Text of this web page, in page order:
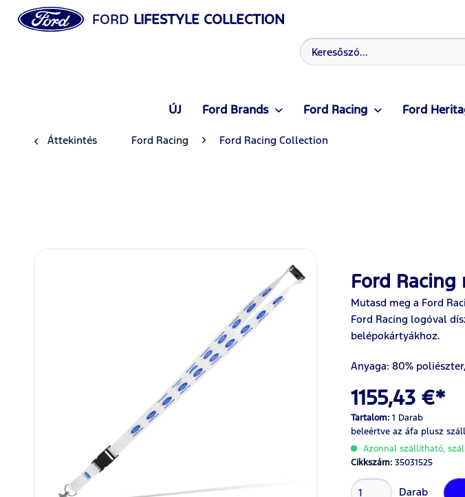
FORD LIFESTYLE COLLECTION
ÚJ Ford Brands Ford Racing Ford
Áttekintés Ford Racing Ford Racing Collection
Ford
Mutasd meg a Ford
Ford Racing logóval
belépokártyákhoz.
Anyaga: 80%
1155,43 €*
Tartalom:1 Darab
beleértve az áfa plusz
Azonnal szállítható,
Cikkszám:35031525
Darab